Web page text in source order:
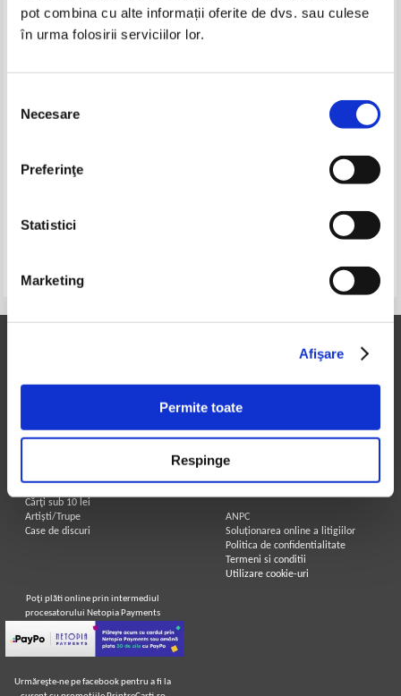
pot combina cu alte informații oferite de dvs. sau culese
în urma folosirii serviciilor lor.
consimțământului
Necesare
Preferinţe
Statistici
Marketing
Afişare
Permite toate
Respinge
doctrines de l'histoire de
Pagina: 1
Arhivă carți
Colecții
Cărţi sub 10 lei
Artiști/Trupe
Case de discuri
Achizitii viniluri, casete, CD/DVD
Contact
Politica de livrare
Angajari - Cariere
ANPC
Soluționarea online a litigiilor
Politica de confidentialitate
Termeni si conditii
Utilizare cookie-uri
Poţi plăti online prin intermediul
procesatorului Netopia Payments
Urmăreşte-ne pe facebook pentru a fi la